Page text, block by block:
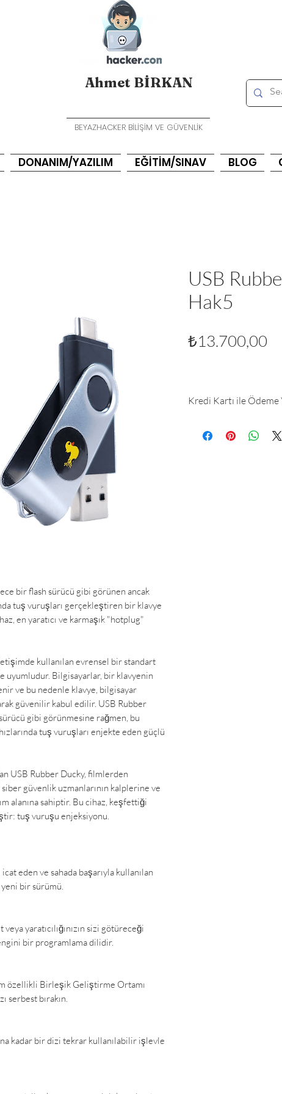
Ahmet BİRKAN
BEYAZHACKER BİLİŞİM VE GÜVENLİK
DONANIM/YAZILIM EĞİTİM/SINAV BLOG
bir flash sürücü gibi görünen ancak
tuş vuruşları gerçekleştiren bir klavye
en yaratıcı ve karmaşık "hotplug"
kullanılan evrensel bir standart
uyumludur. Bilgisayarlar, bir klavyenin
ve bu nedenle klavye, bilgisayar
güvenilir kabul edilir. USB Rubber
gibi görünmesine rağmen, bu
tuş vuruşları enjekte eden güçlü
USB Rubber Ducky, filmlerden
güvenlik uzmanlarının kalplerine ve
alanına sahiptir. Bu cihaz, keşfettiği
tuş vuruşu enjeksiyonu.
eden ve sahada başarıyla kullanılan
yeni bir sürümü.
yaratıcılığınızın sizi götüreceği
bir programlama dilidir.
özellikli Birleşik Geliştirme Ortamı
serbest bırakın.
kadar bir dizi tekrar kullanılabilir işlevle
USB
Hak5
₺13.700,00
Kredi Kartı ile Ödeme